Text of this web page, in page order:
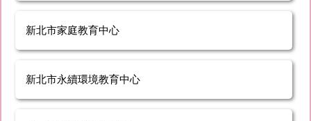
新北市家庭教育中心
新北市永續環境教育中心